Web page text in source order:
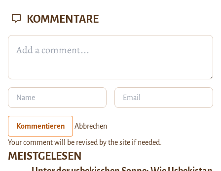
MEISTGELESEN
KOMMENTARE
Kommentieren Abbrechen
Your comment will be revised by the site if needed.